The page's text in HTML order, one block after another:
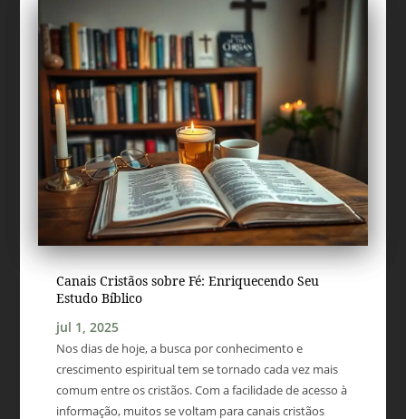
Canais Cristãos sobre Fé: Enriquecendo Seu
Estudo Bíblico
jul 1, 2025
Nos dias de hoje, a busca por conhecimento e
crescimento espiritual tem se tornado cada vez mais
comum entre os cristãos. Com a facilidade de acesso à
informação, muitos se voltam para canais cristãos